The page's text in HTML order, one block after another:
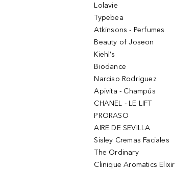
Lolavie
Typebea
Atkinsons - Perfumes
Beauty of Joseon
Kiehl’s
Biodance
Narciso Rodriguez
Apivita - Champús
CHANEL - LE LIFT
PRORASO
AIRE DE SEVILLA
Sisley Cremas Faciales
The Ordinary
Clinique Aromatics Elixir